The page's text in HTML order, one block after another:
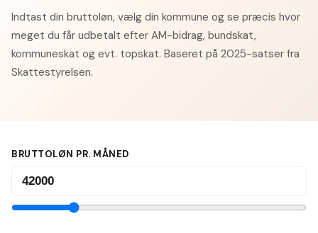
Indtast din bruttoløn, vælg din kommune og se præcis hvor
meget du får udbetalt efter AM-bidrag, bundskat,
kommuneskat og evt. topskat. Baseret på 2025-satser fra
Skattestyrelsen.
BRUTTOLØN PR. MÅNED